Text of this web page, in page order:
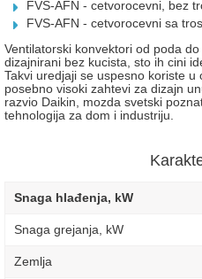
FVS-AFN - cetvorocevni, bez
FVS-AFN - cetvorocevni sa
Ventilatorski konvektori od poda
dizajnirani bez kucista, sto ih cini
Takvi uredjaji se uspesno koriste u
posebno visoki zahtevi za dizajn
razvio Daikin, mozda svetski
tehnologija za dom i industriju.
Snaga hlađenja, kW
Snaga grejanja, kW
Zemlja